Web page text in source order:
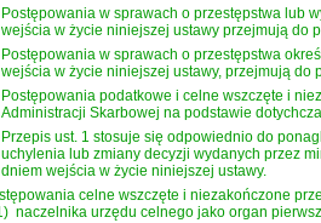
Postępowania w sprawach o przestępstwa lub
wejścia w życie niniejszej ustawy przejmują do
Postępowania w sprawach o przestępstwa
wejścia w życie niniejszej ustawy, przejmują do
Postępowania podatkowe i celne wszczęte i
Administracji Skarbowej na podstawie
Przepis ust. 1 stosuje się odpowiednio do
uchylenia lub zmiany decyzji wydanych przez
dniem wejścia w życie niniejszej ustawy.
celne wszczęte i niezakończone
naczelnika urzędu celnego jako organ